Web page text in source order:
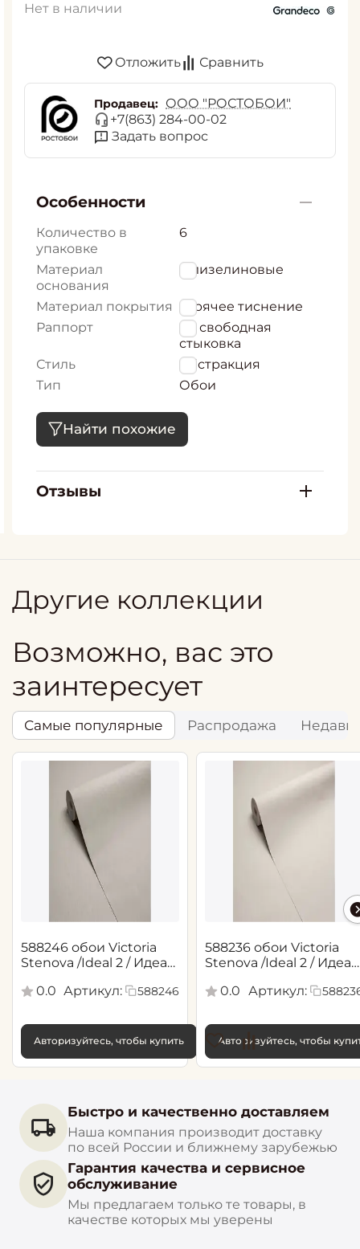
Нет в наличии
Отложить Сравнить
Продавец: ООО "РОСТОБОИ"
+7(863) 284-00-02
Задать вопрос
Особенности
Количество в
упаковке
6
Материал
основания
Флизелиновые
Материал покрытия горячее тиснение
Раппорт
64 свободная
стыковка
Стиль
Абстракция
Тип
Обои
Найти похожие
Отзывы
Другие коллекции
Возможно, вас это
заинтересует
Самые популярные Распродажа
588246 обои Victoria
Stenova /Ideal 2 / Идеал
0.0 Артикул: 588246
Авторизуйтесь, чтобы купить
588236 обои Victoria
Stenova /Ideal 2 / Идеал
0.0
Артикул:
Авторизуйтесь, чтобы
Быстро и качественно доставляем
Наша компания производит доставку
по всей России и ближнему зарубежью
Гарантия качества и сервисное
обслуживание
Мы предлагаем только те товары, в
качестве которых мы уверены